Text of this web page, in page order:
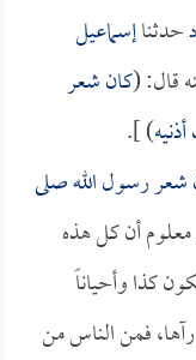
حدثناإسماعيل
قال: (كان شعر
) ].
شعر رسول الله صلى
أن كل هذه
كذا وأحياناً
فمن الناس من